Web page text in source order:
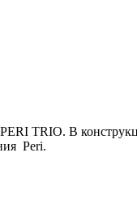
TRIO. В
Peri.